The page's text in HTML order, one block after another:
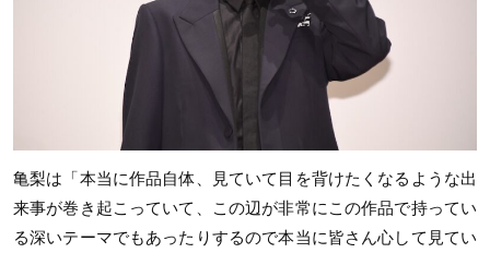
亀梨は「本当に作品自体、見ていて目を背けたくなるような出
来事が巻き起こっていて、この辺が非常にこの作品で持ってい
る深いテーマでもあったりするので本当に皆さん心して見てい